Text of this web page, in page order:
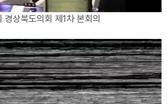
상북도의회 제1차 본회의